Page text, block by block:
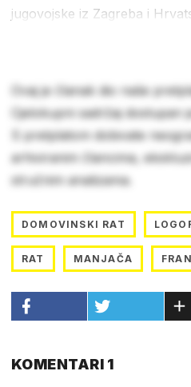
jugovojske iz Zagreba i
Ovaj je članak dio naše
Cjelokupni sadržaj dostupan
S pretplatom dobivate
arhiviranim člancima,
stručnim analizama.
DOMOVINSKI RAT
RAT MANJAČA
KOMENTARI 1